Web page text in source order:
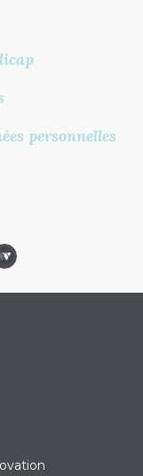
personnelles